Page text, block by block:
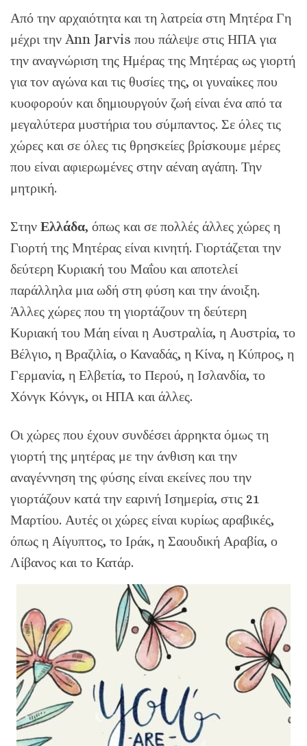
Από την αρχαιότητα και τη λατρεία στη Μητέρα Γη
μέχρι την Ann Jarvis που πάλεψε στις ΗΠΑ για
την αναγνώριση της Ημέρας της Μητέρας ως γιορτή
για τον αγώνα και τις θυσίες της, οι γυναίκες που
κυοφορούν και δημιουργούν ζωή είναι ένα από τα
μεγαλύτερα μυστήρια του σύμπαντος. Σε όλες τις
χώρες και σε όλες τις θρησκείες βρίσκουμε μέρες
που είναι αφιερωμένες στην αέναη αγάπη. Την
μητρική.
Στην Ελλάδα, όπως και σε πολλές άλλες χώρες η
Γιορτή της Μητέρας είναι κινητή. Γιορτάζεται την
δεύτερη Κυριακή του Μαΐου και αποτελεί
παράλληλα μια ωδή στη φύση και την άνοιξη.
Άλλες χώρες που τη γιορτάζουν τη δεύτερη
Κυριακή του Μάη είναι η Αυστραλία, η Αυστρία, το
Βέλγιο, η Βραζιλία, ο Καναδάς, η Κίνα, η Κύπρος, η
Γερμανία, η Ελβετία, το Περού, η Ισλανδία, το
Χόνγκ Κόνγκ, οι ΗΠΑ και άλλες.
Οι χώρες που έχουν συνδέσει άρρηκτα όμως τη
γιορτή της μητέρας με την άνθιση και την
αναγέννηση της φύσης είναι εκείνες που την
γιορτάζουν κατά την εαρινή Ισημερία, στις 21
Μαρτίου. Αυτές οι χώρες είναι κυρίως αραβικές,
όπως η Αίγυπτος, το Ιράκ, η Σαουδική Αραβία, ο
Λίβανος και το Κατάρ.